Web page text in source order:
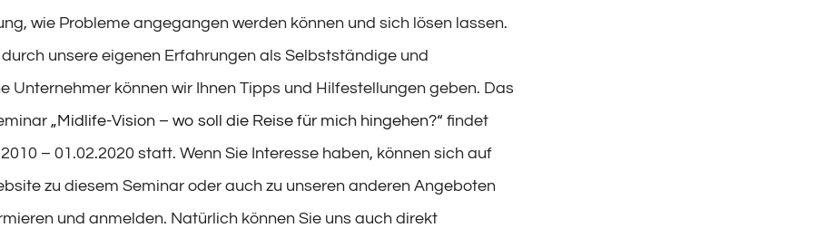
wie Probleme angegangen werden können und sich lösen lassen.
unsere eigenen Erfahrungen als Selbstständige und
Unternehmer können wir Ihnen Tipps und Hilfestellungen geben. Das
„Midlife-Vision – wo soll die Reise für mich hingehen?“ findet
– 01.02.2020 statt. Wenn Sie Interesse haben, können sich auf
zu diesem Seminar oder auch zu unseren anderen Angeboten
und anmelden. Natürlich können Sie uns auch direkt